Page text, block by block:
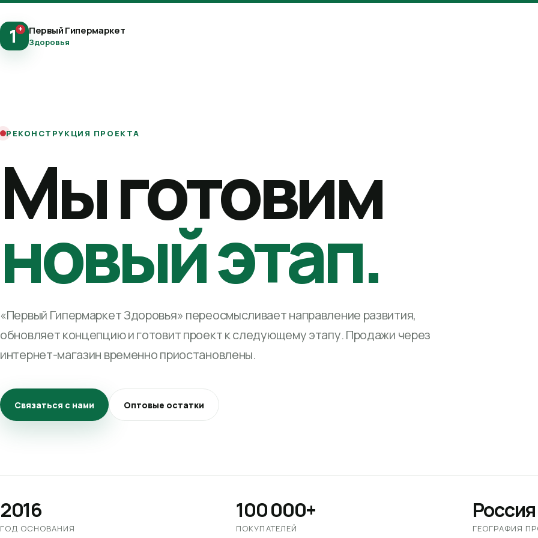
1+ Первый Гипермаркет
Здоровья
РЕКОНСТРУКЦИЯ ПРОЕКТА
Мы готовим
новый этап.
«Первый Гипермаркет Здоровья» переосмысливает направление развития,
обновляет концепцию и готовит проект к следующему этапу. Продажи через
интернет-магазин временно приостановлены.
Связаться с нами Оптовые остатки
2016
ГОД ОСНОВАНИЯ
100 000+
ПОКУПАТЕЛЕЙ
Россия
ГЕОГРАФИЯ